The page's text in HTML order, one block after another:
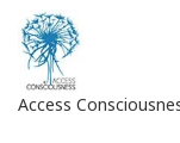
Access